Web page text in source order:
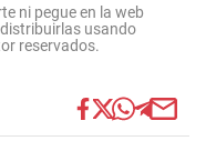
ni pegue en la web
usando
reservados.